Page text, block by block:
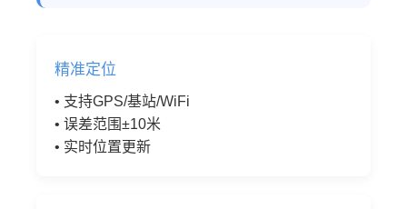
精准定位
• 支持GPS/基站/WiFi
• 误差范围±10米
• 实时位置更新